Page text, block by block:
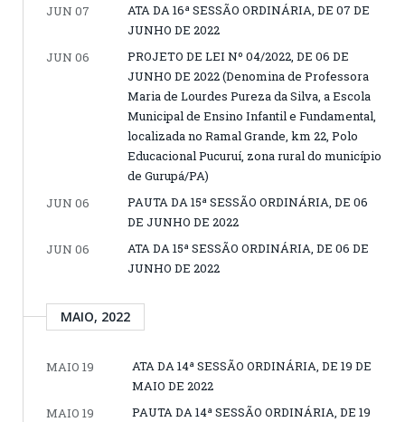
JUN 07
ATA DA 16ª SESSÃO ORDINÁRIA, DE 07 DE
JUNHO DE 2022
JUN 06
PROJETO DE LEI Nº 04/2022, DE 06 DE
JUNHO DE 2022 (Denomina de Professora
Maria de Lourdes Pureza da Silva, a Escola
Municipal de Ensino Infantil e Fundamental,
localizada no Ramal Grande, km 22, Polo
Educacional Pucuruí, zona rural do município
de Gurupá/PA)
JUN 06
PAUTA DA 15ª SESSÃO ORDINÁRIA, DE 06
DE JUNHO DE 2022
JUN 06
ATA DA 15ª SESSÃO ORDINÁRIA, DE 06 DE
JUNHO DE 2022
MAIO, 2022
MAIO 19
ATA DA 14ª SESSÃO ORDINÁRIA, DE 19 DE
MAIO DE 2022
MAIO 19
PAUTA DA 14ª SESSÃO ORDINÁRIA, DE 19